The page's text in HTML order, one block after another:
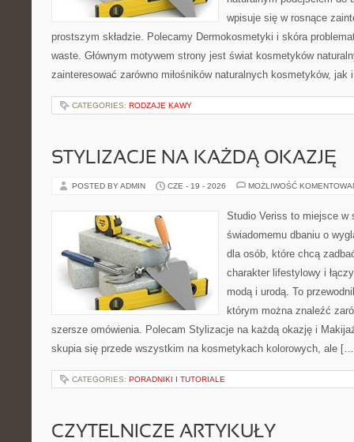
wpisuje się w rosnące
prostszym składzie. Polecamy Dermokosmetyki i skóra
waste. Głównym motywem strony jest świat kosmetyków
zainteresować zarówno miłośników naturalnych kosmetyków,
CATEGORIES: RODZAJE KAWY
STYLIZACJE NA KAŻDĄ OKAZJĘ
POSTED BY ADMIN CZE - 19 - 2026 MOŻLIWOŚĆ
Studio Veriss to miejsce w
świadomemu dbaniu o
dla osób, które chcą
charakter lifestylowy i
modą i urodą. To
którym można znaleźć
szersze omówienia. Polecam Stylizacje na każdą okazję i
skupia się przede wszystkim na kosmetykach kolorowych, ale
CATEGORIES: PORADNIKI I TUTORIALE
CZYTELNICZE ARTYKUŁY